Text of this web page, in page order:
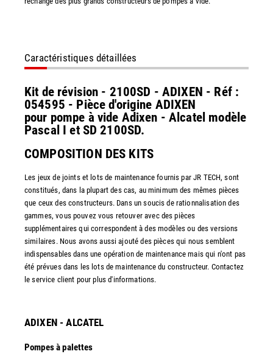
Caractéristiques détaillées
Kit de révision - 2100SD - ADIXEN - Réf :
054595 - Pièce d'origine ADIXEN
pour pompe à vide Adixen - Alcatel modèle
Pascal I et SD 2100SD.
COMPOSITION DES KITS
Les jeux de joints et lots de maintenance fournis par JR TECH, sont
constitués, dans la plupart des cas, au minimum des mêmes pièces
que ceux des constructeurs. Dans un soucis de rationnalisation des
gammes, vous pouvez vous retouver avec des pièces
supplémentaires qui correspondent à des modèles ou des versions
similaires. Nous avons aussi ajouté des pièces qui nous semblent
indispensables dans une opération de maintenance mais qui n'ont pas
été prévues dans les lots de maintenance du constructeur. Contactez
le service client pour plus d'informations.
ADIXEN - ALCATEL
Pompes à palettes